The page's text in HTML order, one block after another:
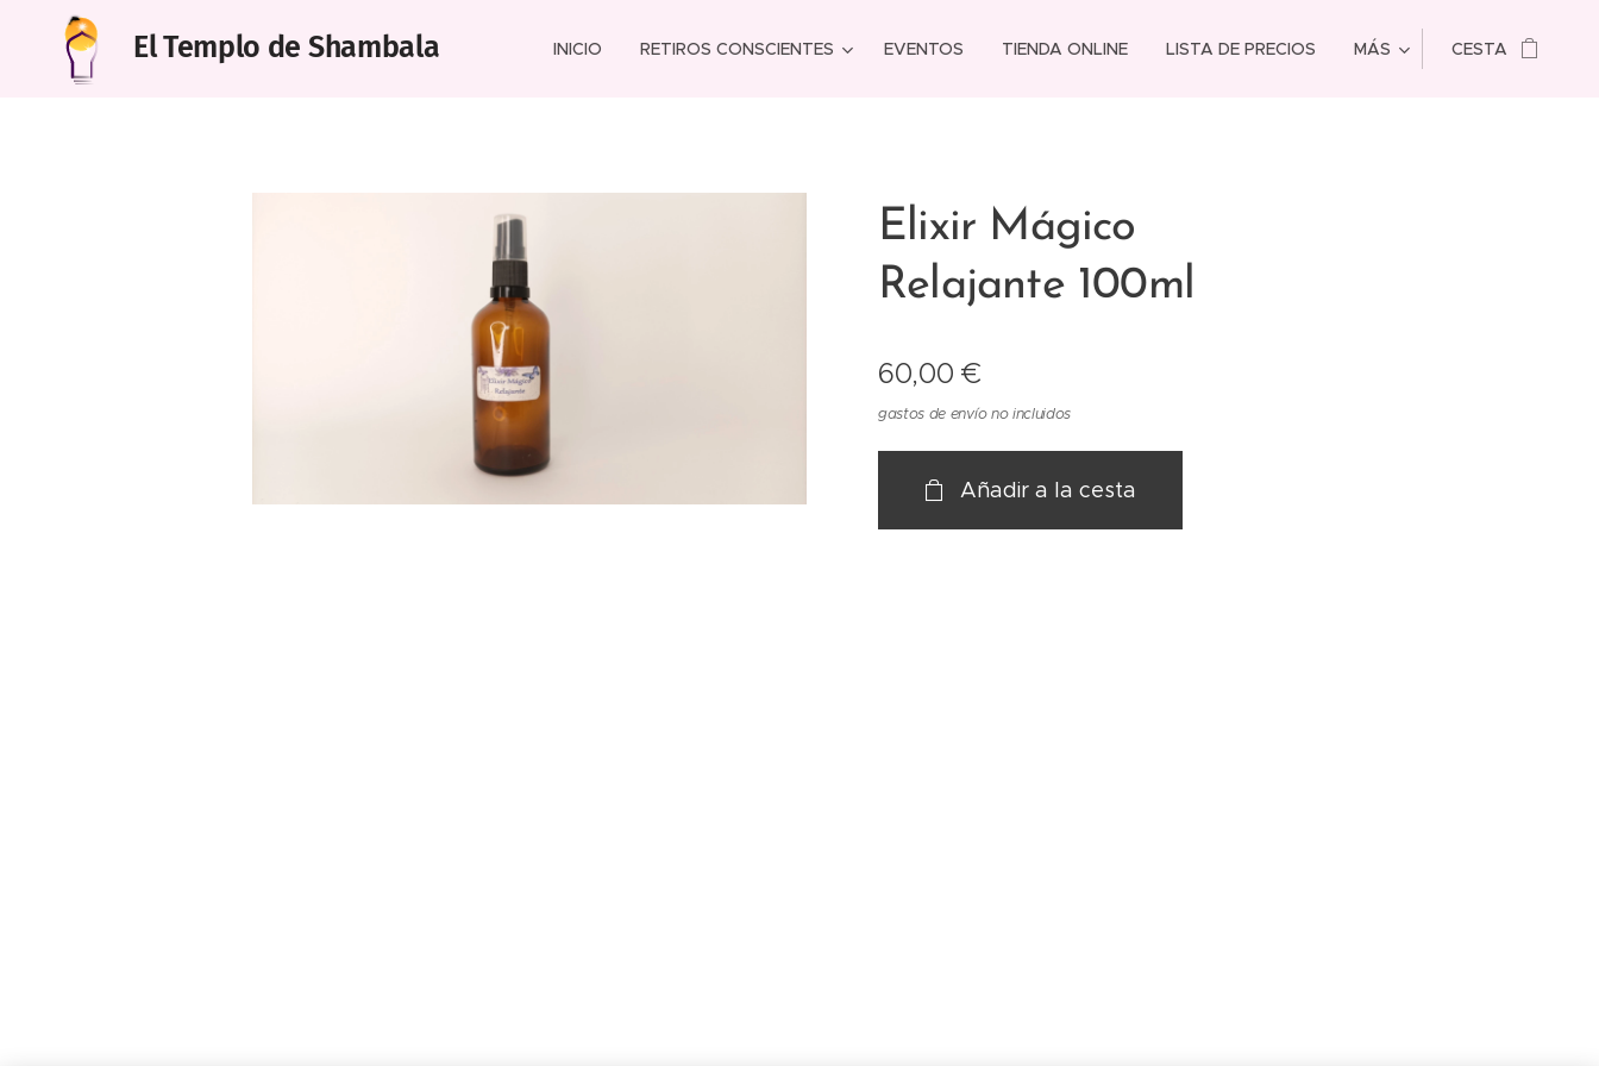
El Templo de Shambala INICIO RETIROS CONSCIENTES EVENTOS TIENDA ONLINE LISTA DE PRECIOS MÁS CESTA
Elixir Mágico
Relajante 100ml
60,00 €
gastos de envío no incluidos
Añadir a la cesta